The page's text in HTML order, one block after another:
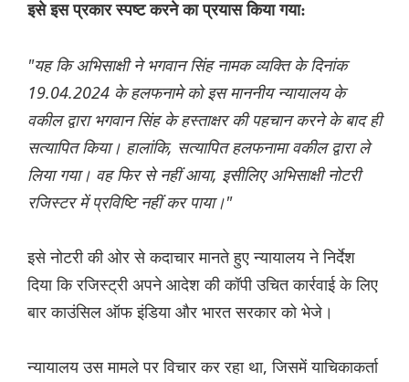
इसे इस प्रकार स्पष्ट करने का प्रयास किया गया:
"यह कि अभिसाक्षी ने भगवान सिंह नामक व्यक्ति के दिनांक
19.04.2024 के हलफनामे को इस माननीय न्यायालय के
वकील द्वारा भगवान सिंह के हस्ताक्षर की पहचान करने के बाद ही
सत्यापित किया। हालांकि, सत्यापित हलफनामा वकील द्वारा ले
लिया गया। वह फिर से नहीं आया, इसीलिए अभिसाक्षी नोटरी
रजिस्टर में प्रविष्टि नहीं कर पाया।"
इसे नोटरी की ओर से कदाचार मानते हुए न्यायालय ने निर्देश
दिया कि रजिस्ट्री अपने आदेश की कॉपी उचित कार्रवाई के लिए
बार काउंसिल ऑफ इंडिया और भारत सरकार को भेजे।
न्यायालय उस मामले पर विचार कर रहा था, जिसमें याचिकाकर्ता